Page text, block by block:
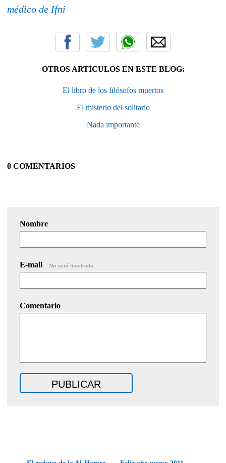
médico de Ifni
OTROS ARTÍCULOS EN ESTE BLOG:
El libro de los filósofos muertos
El misterio del solitario
Nada importante
0 COMENTARIOS
Nombre
E-mail No será mostrado.
Comentario